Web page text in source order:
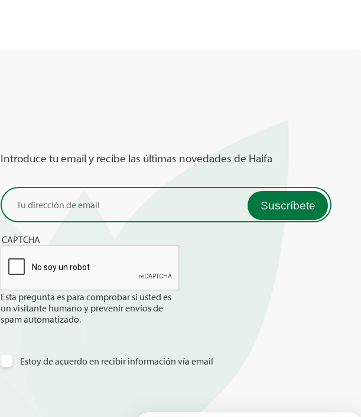
Introduce tu email y recibe las últimas novedades de Haifa
CAPTCHA
Esta pregunta es para comprobar si usted es
un visitante humano y prevenir envíos de
spam automatizado.
Estoy de acuerdo en recibir información vía email